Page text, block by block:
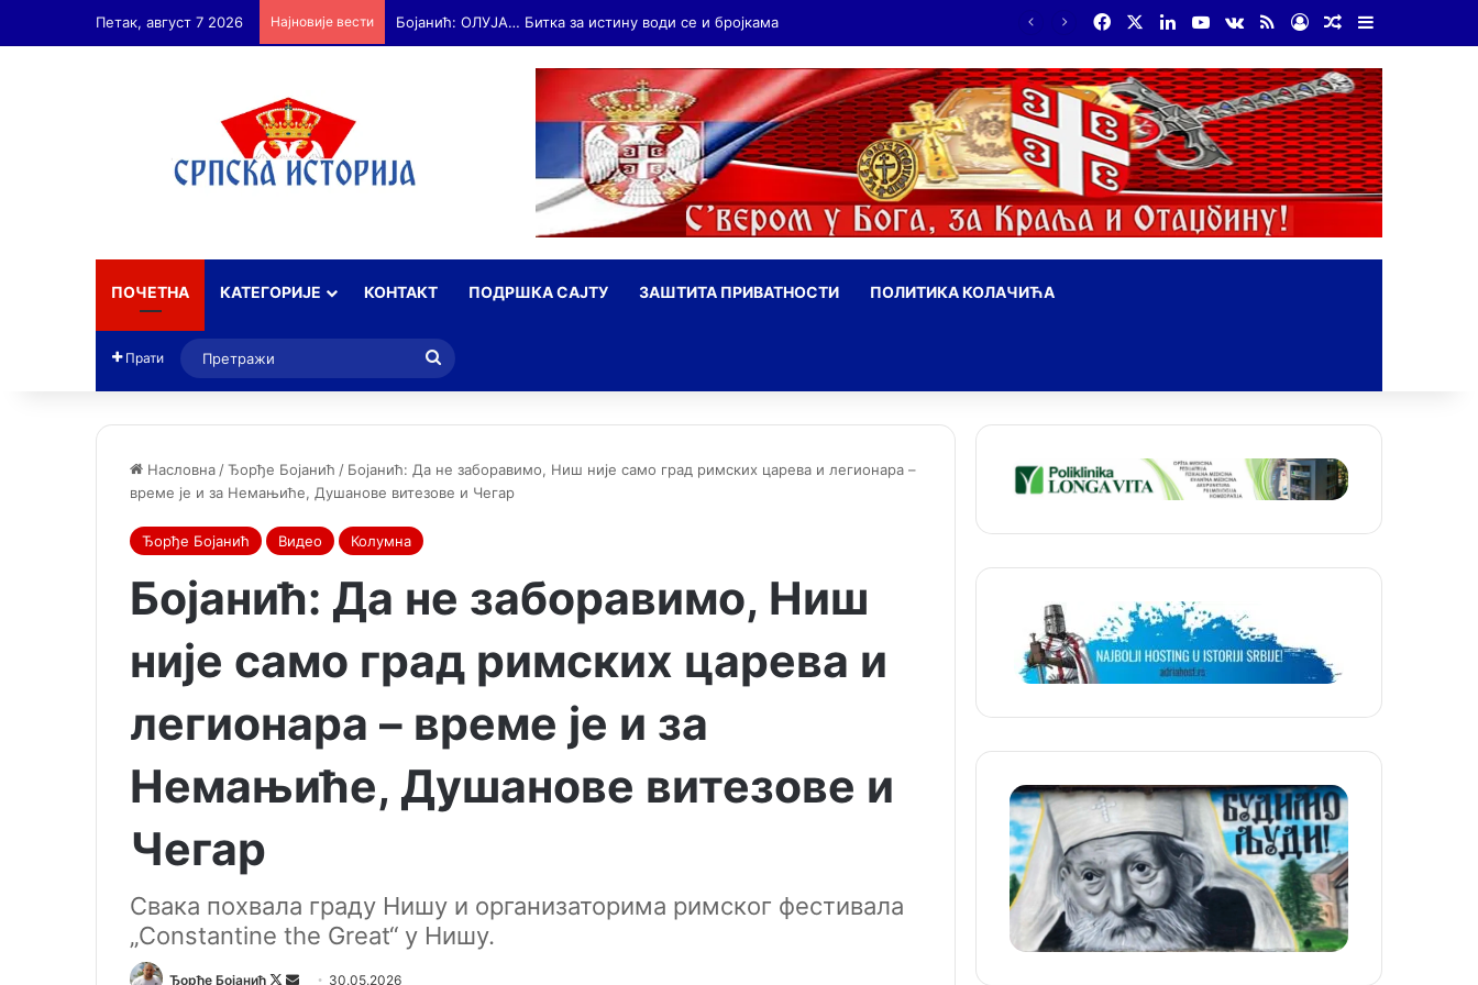
Петак, август 7 2026 Најновије вести FacebookLinkedInYouTube
vk.com
RSS Log InRandom Article
ПОЧЕТНА КАТЕГОРИЈЕ КОНТАКТ ПОДРШКА САЈТУ ЗАШТИТА ПРИВАТНОСТИ ПОЛИТИКА КОЛАЧИЋА
Прати
Насловна /Ђорђе Бојанић / Бојанић: Да не заборавимо, Ниш није само град римских царева и легионара –
време је и за Немањиће, Душанове витезове и Чегар
Ђорђе Бојанић Видео Колумна
Бојанић: Да не заборавимо, Ниш
није само град римских царева и
легионара – време је и за
Немањиће, Душанове витезове и
Чегар
Свака похвала граду Нишу и организаторима римског фестивала
„Constantine the Great“ у Нишу.
Ђорђе Бојанић
F
30.05.2026